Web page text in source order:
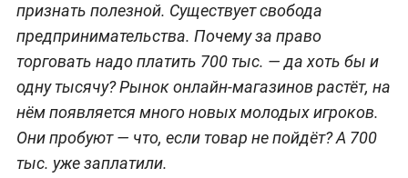
признать полезной. Существует свобода
предпринимательства. Почему за право
торговать надо платить 700 тыс. — да хоть бы и
одну тысячу? Рынок онлайн-магазинов растёт, на
нём появляется много новых молодых игроков.
Они пробуют — что, если товар не пойдёт? А 700
тыс. уже заплатили.